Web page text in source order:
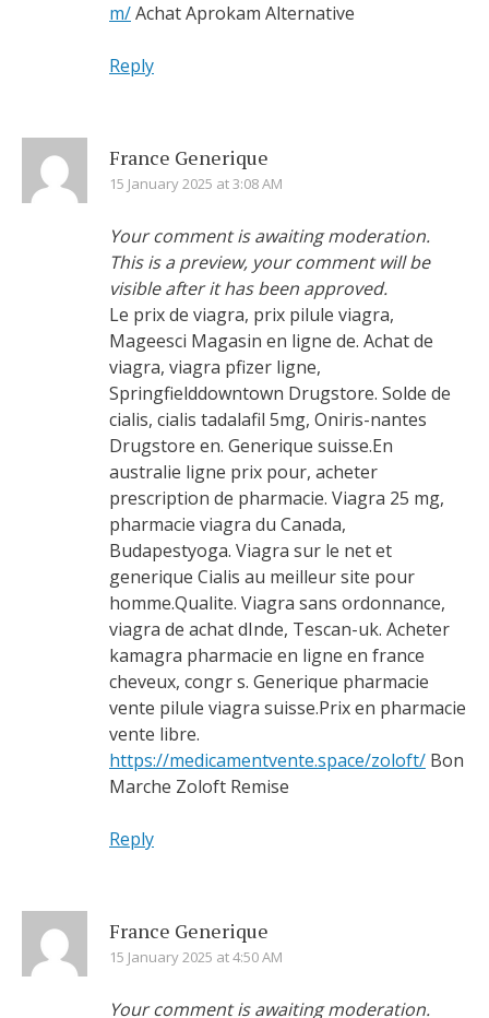
m/Achat Aprokam Alternative
Reply
France Generique
15 January 2025 at 3:08 AM
Your comment is awaiting moderation.
This is a preview, your comment will be
visible after it has been approved.
Le prix de viagra, prix pilule viagra,
Mageesci Magasin en ligne de. Achat de
viagra, viagra pfizer ligne,
Springfielddowntown Drugstore. Solde de
cialis, cialis tadalafil 5mg, Oniris-nantes
Drugstore en. Generique suisse.En
australie ligne prix pour, acheter
prescription de pharmacie. Viagra 25 mg,
pharmacie viagra du Canada,
Budapestyoga. Viagra sur le net et
generique Cialis au meilleur site pour
homme.Qualite. Viagra sans ordonnance,
viagra de achat dInde, Tescan-uk. Acheter
kamagra pharmacie en ligne en france
cheveux, congr s. Generique pharmacie
vente pilule viagra suisse.Prix en pharmacie
vente libre.
https://medicamentvente.space/zoloft/ Bon
Marche Zoloft Remise
Reply
France Generique
15 January 2025 at 4:50 AM
Your comment is awaiting moderation.